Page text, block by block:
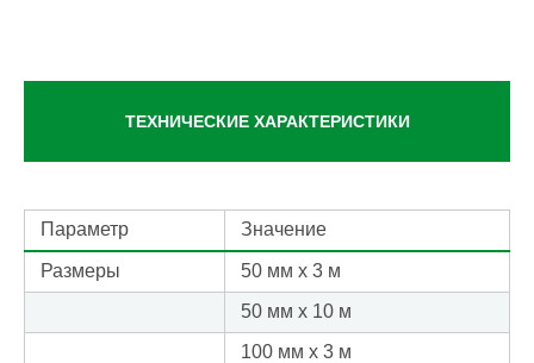
ТЕХНИЧЕСКИЕ ХАРАКТЕРИСТИКИ
Параметр Значение
Размеры
50 мм х 3 м
50 мм х 10 м
100 мм х 3 м